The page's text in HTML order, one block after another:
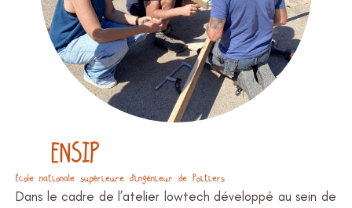
ENSIP
École nationale supérieure d’ingénieur de Poitiers
Dans le cadre de l’atelier lowtech développé au sein de